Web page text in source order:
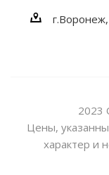
2023
Цены,
характер и